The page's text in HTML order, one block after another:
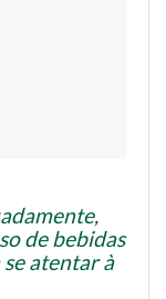
de bebidas
atentar à